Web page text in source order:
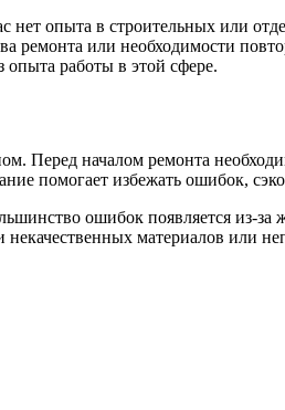
опыта в строительных или
ремонта или необходимости
работы в этой сфере.
началом ремонта
помогает избежать ошибок,
ошибок появляется из-
материалов или